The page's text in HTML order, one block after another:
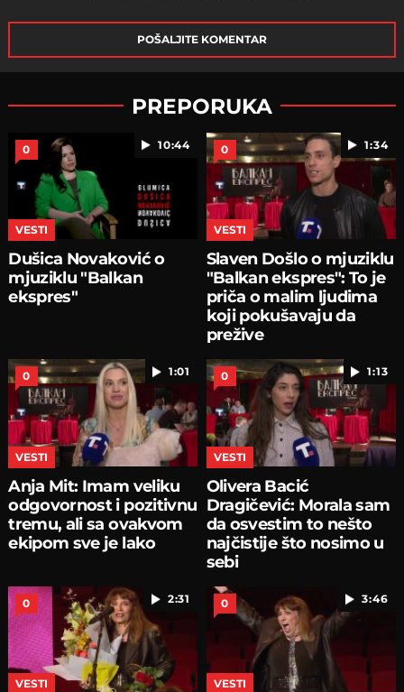
POŠALJITE KOMENTAR
PREPORUKA
10:44
0
VESTI
Dušica Novaković o
mjuziklu "Balkan
ekspres"
1:34
0
VESTI
Slaven Došlo o mjuziklu
"Balkan ekspres": To je
priča o malim ljudima
koji pokušavaju da
prežive
1:01
0
VESTI
Anja Mit: Imam veliku
odgovornost i pozitivnu
tremu, ali sa ovakvom
ekipom sve je lako
1:13
0
VESTI
Olivera Bacić
Dragičević: Morala sam
da osvestim to nešto
najčistije što nosimo u
sebi
2:31
0
VESTI
3:46
0
VESTI